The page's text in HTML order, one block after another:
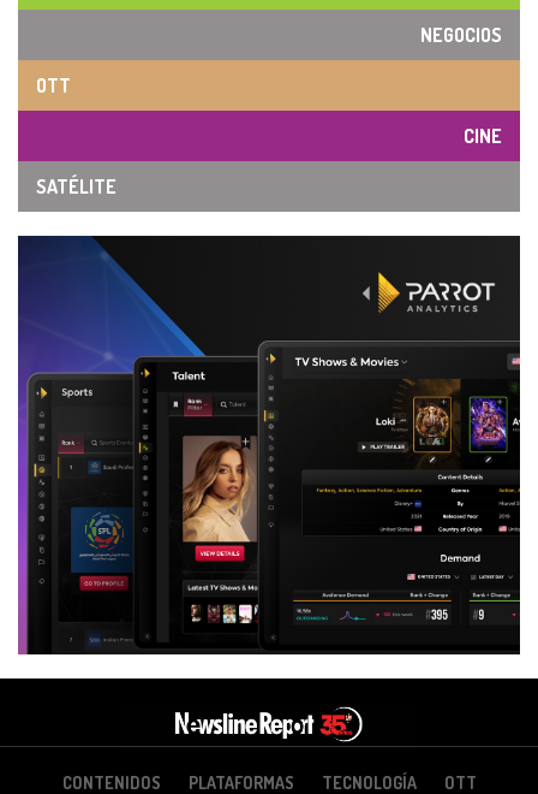
NEGOCIOS
OTT
CINE
SATÉLITE
CONTENIDOS PLATAFORMAS TECNOLOGÍA OTT